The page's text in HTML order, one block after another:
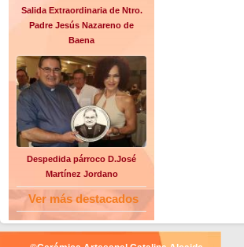
Salida Extraordinaria de Ntro.
Padre Jesús Nazareno de
Baena
Despedida párroco D.José
Martínez Jordano
Ver más destacados